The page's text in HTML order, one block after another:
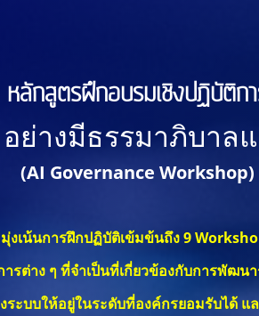
หลักสูตรฝึกอบรมเชิงปฏิบัติก
ย่างมีธรรมาภิบาล
(AI Governance Workshop)
มุ่งเน้นการฝึกปฏิบัติเข้มข้นถึง 9
รต่าง ๆ ที่จำเป็นที่เกี่ยวข้องกับการพัฒน
ระบบให้อยู่ในระดับที่องค์กรยอมรับได้